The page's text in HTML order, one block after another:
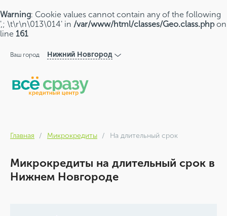
Warning: Cookie values cannot contain any of the following
',; \t\r\n\013\014' in /var/www/html/classes/Geo.class.phpon
line 161
Ваш город Нижний Новгород
Главная Микрокредиты На длительный срок
Микрокредиты на длительный срок в
Нижнем Новгороде